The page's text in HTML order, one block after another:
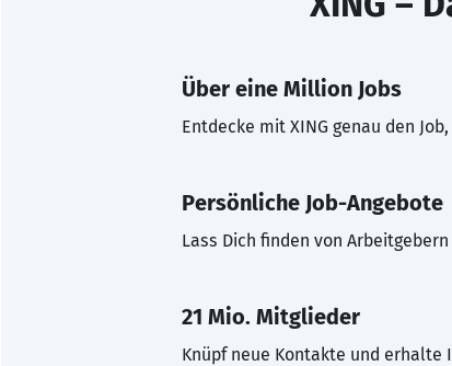
Über eine Million Jobs
Entdecke mit XING genau den
Persönliche Job-Angebote
Lass Dich finden von
21 Mio. Mitglieder
Knüpf neue Kontakte und erhalte